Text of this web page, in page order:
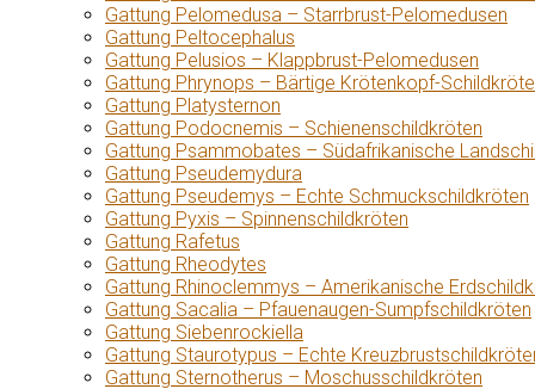
Gattung Pelomedusa – Starrbrust-Pelomedusen
Gattung Peltocephalus
Gattung Pelusios – Klappbrust-Pelomedusen
Gattung Phrynops – Bärtige Krötenkopf-
Gattung Platysternon
Gattung Podocnemis – Schienenschildkröten
Gattung Psammobates – Südafrikanische
Gattung Pseudemydura
Gattung Pseudemys – Echte Schmuckschildkröten
Gattung Pyxis – Spinnenschildkröten
Gattung Rafetus
Gattung Rheodytes
Gattung Rhinoclemmys – Amerikanische
Gattung Sacalia – Pfauenaugen-Sumpfschildkröten
Gattung Siebenrockiella
Gattung Staurotypus – Echte
Gattung Sternotherus – Moschusschildkröten